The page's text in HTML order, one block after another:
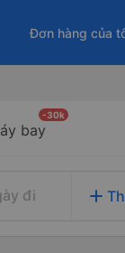
Đơn hàng của
bay
-30k
đi add